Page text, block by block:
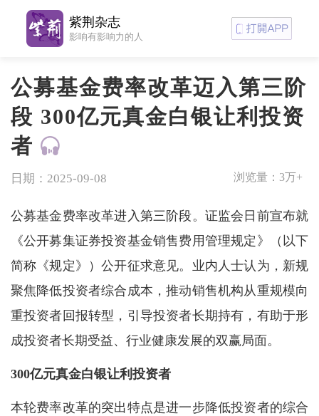
公募基金费率改革迈入第三阶
段 300亿元真金白银让利投资
者
日期：2025-09-08 浏览量： 3万+
公募基金费率改革进入第三阶段。证监会日前宣布就
《公开募集证券投资基金销售费用管理规定》（以下
简称《规定》）公开征求意见。业内人士认为，新规
聚焦降低投资者综合成本，推动销售机构从重规模向
重投资者回报转型，引导投资者长期持有，有助于形
成投资者长期受益、行业健康发展的双赢局面。
300亿元真金白银让利投资者
本轮费率改革的突出特点是进一步降低投资者的综合
紫荆杂志
影响有影响力的人